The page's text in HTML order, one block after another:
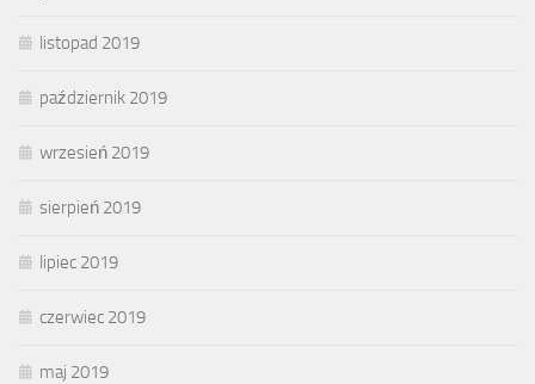
listopad 2019
październik 2019
wrzesień 2019
sierpień 2019
lipiec 2019
czerwiec 2019
maj 2019